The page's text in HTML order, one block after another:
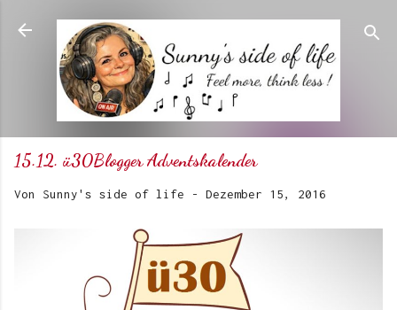
Direkt zum Hauptbereich
15.12. ü30Blogger Adventskalender
Von Sunny's side of life - Dezember 15, 2016